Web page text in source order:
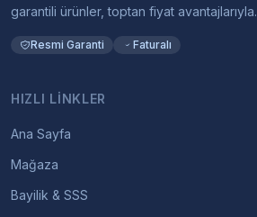
garantili ürünler, toptan fiyat avantajlarıyla.
Resmi Garanti Faturalı
HIZLI LINKLER
Ana Sayfa
Mağaza
Bayilik & SSS